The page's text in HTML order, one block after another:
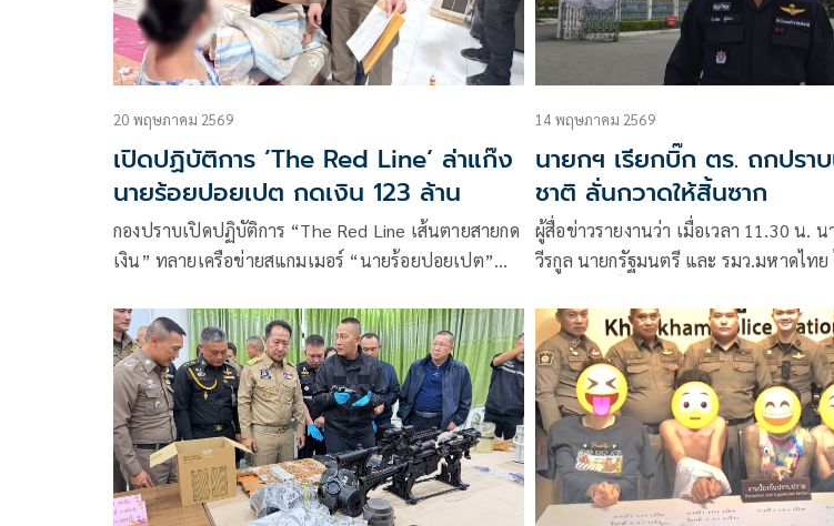
20 พฤษภาคม 2569
เปิดปฏิบัติการ ’The Red Line‘ ล่าแก๊ง
นายร้อยปอยเปต กดเงิน 123 ล้าน
กองปราบเปิดปฏิบัติการ “The Red Line เส้นตายสายกด
เงิน” ทลายเครือข่ายสแกมเมอร์ “นายร้อยปอยเปต”
เป็นโรงพัก พร้อมใช้หมายศาลปลอมกดดันให้โอนเงิน
พบเครือข่ายพัวพัน 76 คดี ความเสียหายรวมกว่า 123
ล้านบาท
14 พฤษภาคม 2569
นายกฯ เรียกบิ๊ก ตร. ถกปรา
ชาติ ลั่นกวาดให้สิ้นซาก
ผู้สื่อข่าวรายงานว่า เมื่อเวลา 11.30 น.
วีรกูล นายกรัฐมนตรี และ รมว.มหาดไทย